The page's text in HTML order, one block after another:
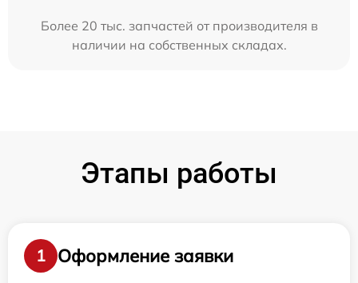
Более 20 тыс. запчастей от производителя в
наличии на собственных складах.
Этапы работы
1
Оформление заявки